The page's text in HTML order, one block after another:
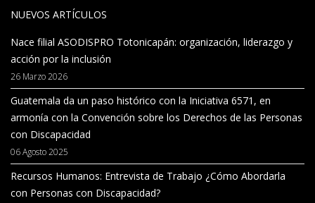
NUEVOS ARTÍCULOS
Nace filial ASODISPRO Totonicapán: organización, liderazgo y
acción por la inclusión
26 Marzo 2026
Guatemala da un paso histórico con la Iniciativa 6571, en
armonía con la Convención sobre los Derechos de las Personas
con Discapacidad
06 Agosto 2025
Recursos Humanos: Entrevista de Trabajo ¿Cómo Abordarla
con Personas con Discapacidad?